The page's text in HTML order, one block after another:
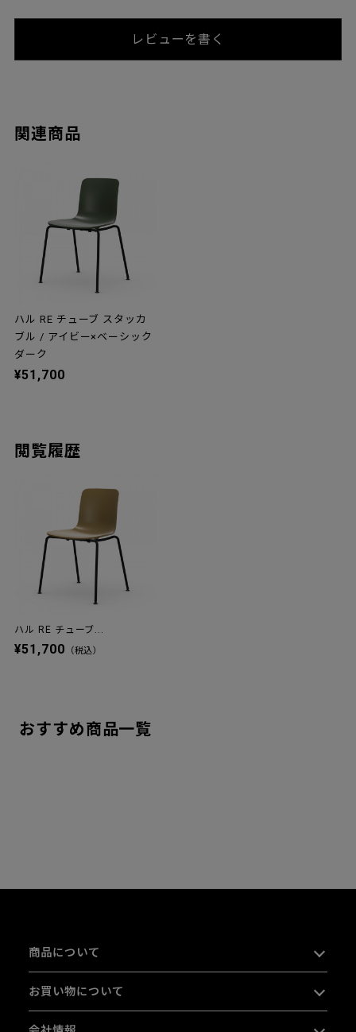
レビューを書く
関連商品
ハル RE チューブ スタッカ
ブル / アイビー×ベーシック
ダーク
¥51,700
閲覧履歴
ハル RE チューブ...
¥51,700 （税込）
おすすめ商品一覧
商品について
お買い物について